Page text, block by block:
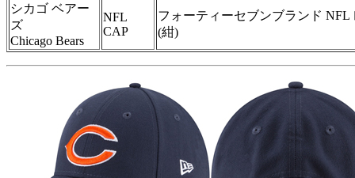
シカゴ ベアー
ズ
Chicago Bears
NFL
CAP
フォーティーセブンブランド
(紺)